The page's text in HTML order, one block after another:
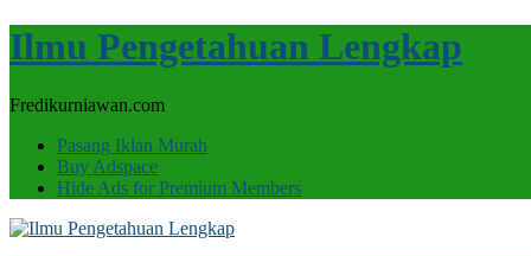
Ilmu Pengetahuan Lengkap
Fredikurniawan.com
Pasang Iklan Murah
Buy Adspace
Hide Ads for Premium Members